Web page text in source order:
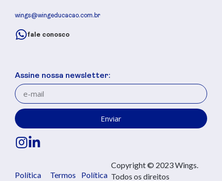
wings@wingeducacao.com.br
fale conosco
Assine nossa newsletter:
Enviar
Política Termos Política
Copyright © 2023 Wings.
Todos os direitos